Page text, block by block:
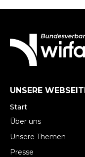
UNSERE
Start
Über uns
Unsere Themen
Presse